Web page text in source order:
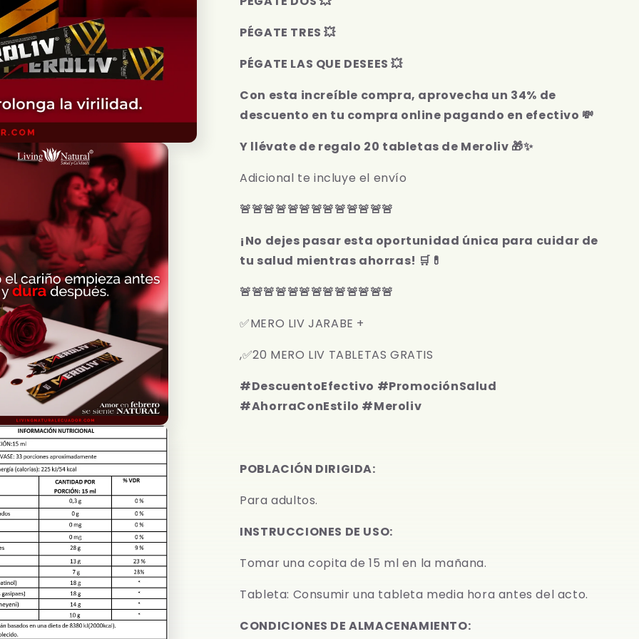
MEROLIV
MEROLIV
PÉGATE TRES 💥
PÉGATE LAS QUE DESEES 💥
Con esta increíble compra, aprovecha un 34% de
descuento en tu compra online pagando en efectivo 💸
Y llévate de regalo 20 tabletas de Meroliv 🎁✨
Adicional te incluye el envío
🚨🚨🚨🚨🚨🚨🚨🚨🚨🚨🚨🚨🚨
¡No dejes pasar esta oportunidad única para cuidar de
tu salud mientras ahorras! 🛒💊
🚨🚨🚨🚨🚨🚨🚨🚨🚨🚨🚨🚨🚨
✅MERO LIV JARABE +
,✅20 MERO LIV TABLETAS GRATIS
#DescuentoEfectivo #PromociónSalud
#AhorraConEstilo #Meroliv
POBLACIÓN DIRIGIDA:
Para adultos.
INSTRUCCIONES DE USO:
Tomar una copita de 15 ml en la mañana.
Tableta: Consumir una tableta media hora antes del acto.
CONDICIONES DE ALMACENAMIENTO: